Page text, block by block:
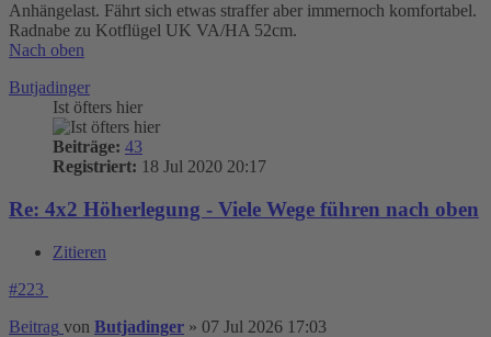
Anhängelast. Fährt sich etwas straffer aber immernoch komfortabel.
Radnabe zu Kotflügel UK VA/HA 52cm.
Nach oben
Butjadinger
Ist öfters hier
Beiträge: 43
Registriert: 18 Jul 2020 20:17
Re: 4x2 Höherlegung - Viele Wege führen nach oben
Zitieren
#223
Beitrag von Butjadinger » 07 Jul 2026 17:03